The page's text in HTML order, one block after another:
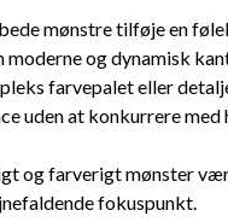
mønstre tilføje en
moderne og dynamisk
farvepalet eller
uden at konkurrere med
og farverigt mønster
fokuspunkt.